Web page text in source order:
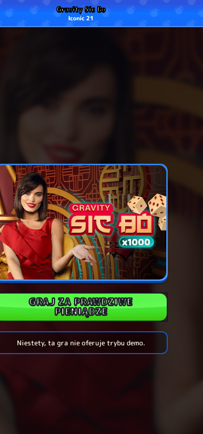
Gravity Sic Bo
Iconic 21
GRAJ ZA PRAWDZIWE
PIENIĄDZE
Niestety, ta gra nie oferuje trybu demo.